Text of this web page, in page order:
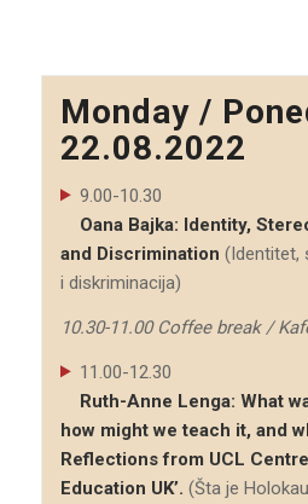
Monday /
22.08.2022
9.00-10.30
Oana Bajka: Identity,
and Discrimination (Identitet,
i diskriminacija)
10.30-11.00 Coffee break /
11.00-12.30
Ruth-Anne Lenga: What
how might we teach it, and
Reflections from UCL
Education UK’. (Šta je